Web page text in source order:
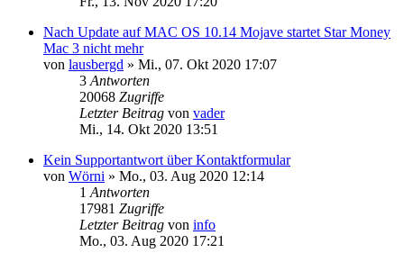
Nach Update auf MAC OS 10.14 Mojave startet Star Money
Mac 3 nicht mehr
von lausbergd » Mi., 07. Okt 2020 17:07
3 Antworten
20068 Zugriffe
Letzter Beitrag von vader
Mi., 14. Okt 2020 13:51
Kein Supportantwort über Kontaktformular
von Wörni » Mo., 03. Aug 2020 12:14
1 Antworten
17981 Zugriffe
Letzter Beitrag von info
Mo., 03. Aug 2020 17:21